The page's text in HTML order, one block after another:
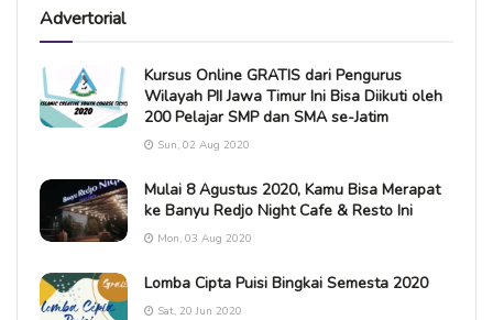
Advertorial
Kursus Online GRATIS dari Pengurus
Wilayah PII Jawa Timur Ini Bisa Diikuti oleh
200 Pelajar SMP dan SMA se-Jatim
Sun, 02 Aug 2020
Mulai 8 Agustus 2020, Kamu Bisa Merapat
ke Banyu Redjo Night Cafe & Resto Ini
Mon, 03 Aug 2020
Lomba Cipta Puisi Bingkai Semesta 2020
Sat, 20 Jun 2020